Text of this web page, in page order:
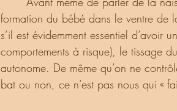
formation du bébé dans le ventre de
s’il est évidemment essentiel d’avoir
comportements à risque), le tissage
autonome. De même qu’on ne
bat ou non, ce n’est pas nous qui «